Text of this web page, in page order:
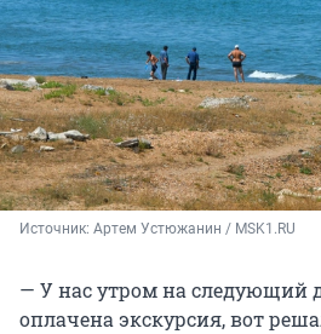
Источник: Артем Устюжанин / MSK1.RU
— У нас утром на следующий
оплачена экскурсия, вот